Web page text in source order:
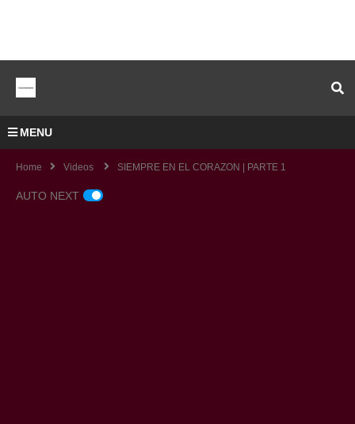
MENU
Home Videos SIEMPRE EN EL CORAZON | PARTE 1
AUTO NEXT